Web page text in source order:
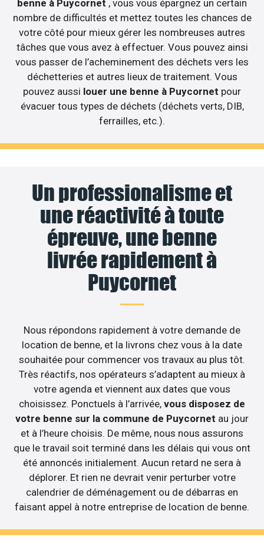
benne à Puycornet , vous vous épargnez un certain
nombre de difficultés et mettez toutes les chances de
votre côté pour mieux gérer les nombreuses autres
tâches que vous avez à effectuer. Vous pouvez ainsi
vous passer de l’acheminement des déchets vers les
déchetteries et autres lieux de traitement. Vous
pouvez aussi louer une benne à Puycornet pour
évacuer tous types de déchets (déchets verts, DIB,
ferrailles, etc.).
Un professionalisme et
une réactivité à toute
épreuve, une benne
livrée rapidement à
Puycornet
Nous répondons rapidement à votre demande de
location de benne, et la livrons chez vous à la date
souhaitée pour commencer vos travaux au plus tôt.
Très réactifs, nos opérateurs s’adaptent au mieux à
votre agenda et viennent aux dates que vous
choisissez. Ponctuels à l’arrivée, vous disposez de
votre benne sur la commune de Puycornet au jour
et à l’heure choisis. De même, nous nous assurons
que le travail soit terminé dans les délais qui vous ont
été annoncés initialement. Aucun retard ne sera à
déplorer. Et rien ne devrait venir perturber votre
calendrier de déménagement ou de débarras en
faisant appel à notre entreprise de location de benne.